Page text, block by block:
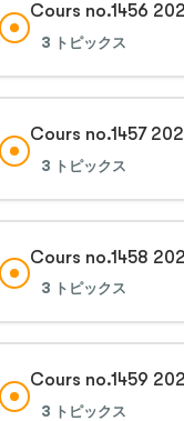
Cours no.1456
3 トピックス
Cours no.1457
3 トピックス
Cours no.1458
3 トピックス
Cours no.1459
3 トピックス